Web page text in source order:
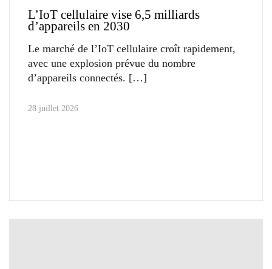
L’IoT cellulaire vise 6,5 milliards
d’appareils en 2030
Le marché de l’IoT cellulaire croît rapidement,
avec une explosion prévue du nombre
d’appareils connectés.
28 juillet 2026